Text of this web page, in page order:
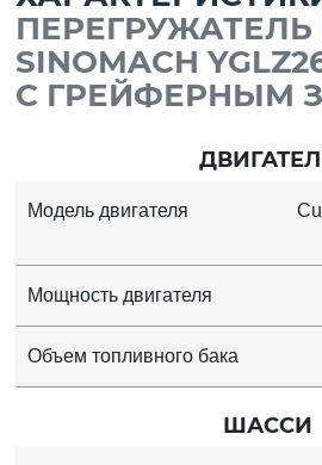
SINOMACH
С ГРЕЙФЕРНЫМ
Модель двигателя
Мощность двигателя
Объем топливного бака
ШАССИ